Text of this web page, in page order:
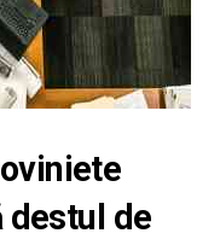
destul de